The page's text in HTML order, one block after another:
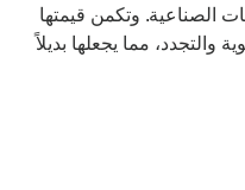
الصناعية. وتكمن قيمتها
والتجدد، مما يجعلها بديلاً